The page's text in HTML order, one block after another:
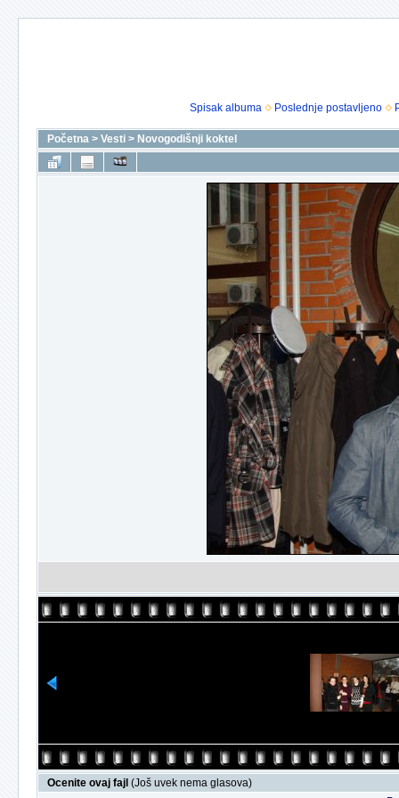
Spisak albuma Poslednje postavljeno
Početna > Vesti > Novogodišnji koktel
Ocenite ovaj fajl (Još uvek nema glasova)